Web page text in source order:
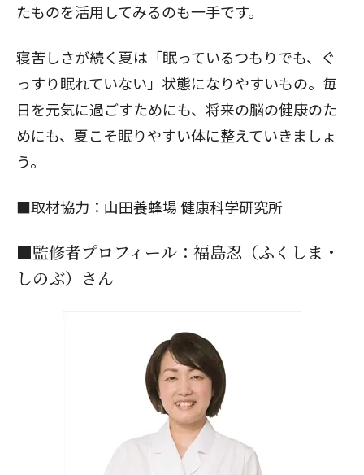
たものを活用してみるのも一手です。
寝苦しさが続く夏は「眠っているつもりでも、ぐ
っすり眠れていない」状態になりやすいもの。毎
日を元気に過ごすためにも、将来の脳の健康のた
めにも、夏こそ眠りやすい体に整えていきましょ
う。
■取材協力： 山田養蜂場 健康科学研究所
■監修者プロフィール：福島忍（ふくしま・
しのぶ）さん